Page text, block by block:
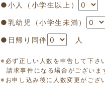
●小人（小学生以上）
●乳幼児（小学生未満）
●日帰り同伴 人
※必ず正しい人数を申告して下さ
請求事件になる場合がございま
※お申し込み後に人数変更がござ